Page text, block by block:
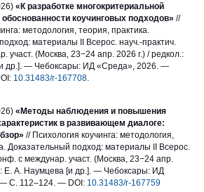
«К разработке многокритериальной
коучинговых подходов» //
методология, теория, практика.
материалы II Всерос. науч.-практич.
участ. (Москва, 23−24 апр. 2026 г.) / редкол.:
др.]. — Чебоксары: ИД «Среда», 2026. —
10.31483/r-167708
«Методы наблюдения и повышения
в развивающем диалоге:
// Психология коучинга: методология,
Доказательный подход: материалы II Всерос.
с междунар. участ. (Москва, 23−24 апр.
Е. А. Наумцева [и др.]. — Чебоксары: ИД
С. 112–124. — DOI: 10.31483/r-167759